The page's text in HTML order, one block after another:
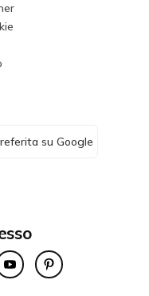
su Google